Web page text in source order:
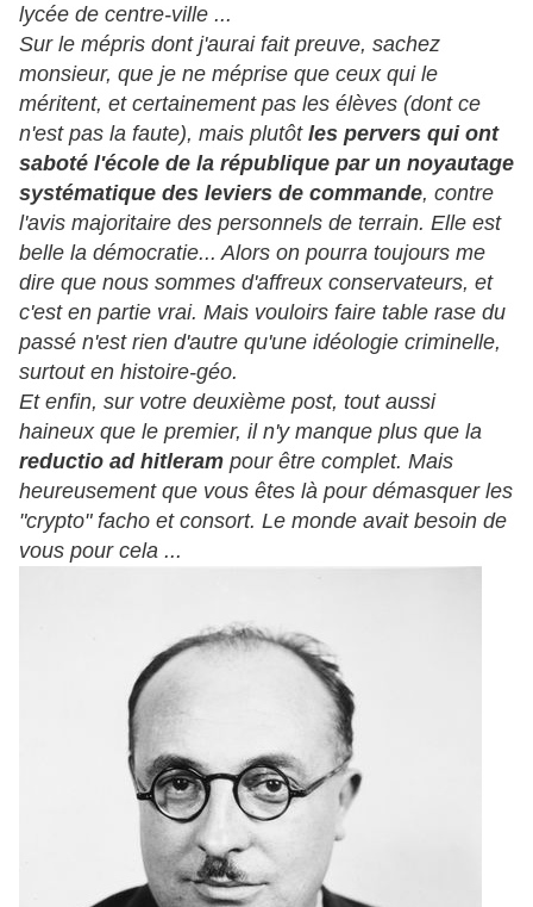
lycée de centre-ville ...
Sur le mépris dont j'aurai fait preuve, sachez
monsieur, que je ne méprise que ceux qui le
méritent, et certainement pas les élèves (dont ce
n'est pas la faute), mais plutôt les pervers qui ont
saboté l'école de la république par un noyautage
systématique des leviers de commande, contre
l'avis majoritaire des personnels de terrain. Elle est
belle la démocratie... Alors on pourra toujours me
dire que nous sommes d'affreux conservateurs, et
c'est en partie vrai. Mais vouloirs faire table rase du
passé n'est rien d'autre qu'une idéologie criminelle,
surtout en histoire-géo.
Et enfin, sur votre deuxième post, tout aussi
haineux que le premier, il n'y manque plus que la
reductio ad hitleram pour être complet. Mais
heureusement que vous êtes là pour démasquer les
"crypto" facho et consort. Le monde avait besoin de
vous pour cela ...